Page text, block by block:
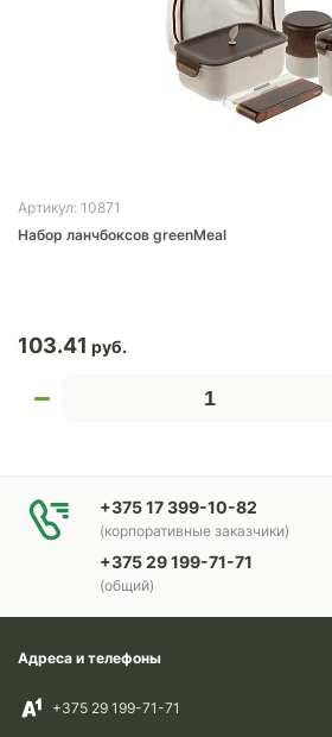
Артикул: 10871
Набор ланчбоксов greenMeal
103.41
+375 17 399-10-82
(корпоративные заказчики)
+375 29 199-71-71
(общий)
Адреса и телефоны
+375 29 199-71-71